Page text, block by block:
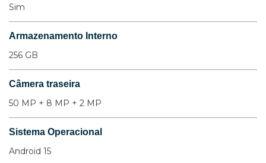
Sim
Armazenamento Interno
256 GB
Câmera traseira
50 MP + 8 MP + 2 MP
Sistema Operacional
Android 15